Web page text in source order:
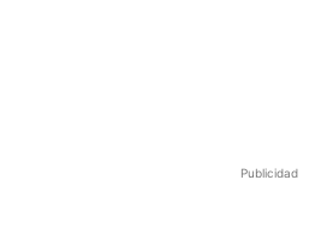
Publicidad